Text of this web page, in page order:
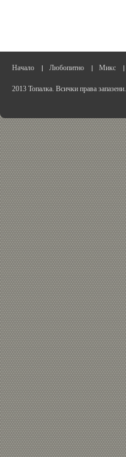
Начало Любопитно Микс
2013 Топалка. Всички права запазени.